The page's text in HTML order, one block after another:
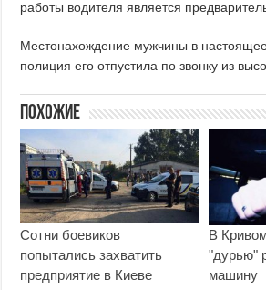
работы водителя является
Местонахождение мужчины в
полиция его отпустила по звонку из
Похожие
Сотни боевиков
попытались захватить
предприятие в Киеве
В
"дурью"
машину